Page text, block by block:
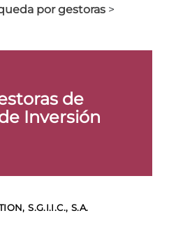
por gestoras >
de
Inversión
S.G.I.I.C., S.A.